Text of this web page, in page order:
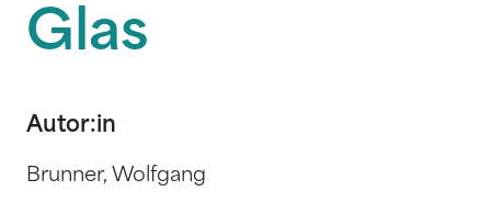
Glas
Autor:in
Brunner, Wolfgang